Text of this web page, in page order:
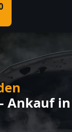
Ankauf in